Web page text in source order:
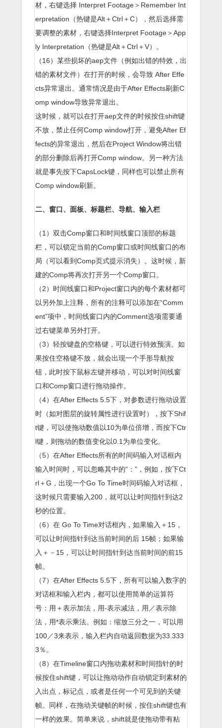
材，右键选择 Interpret Footage＞Remember Int
erpretation（热键是Alt＋Ctrl＋C），然后选择需
要调整的素材，右键选择Interpret Footage＞App
ly Interpretation（热键是Alt＋Ctrl＋V）。
（16）某些损坏的aep文件（例如出错的特效，出
错的素材文件）在打开的时候，会导致 After Effe
cts异常退出。通常情况是由于After Effects刷新C
omp window导致异常退出。
这时候，就可以在打开aep文件的时候按住shift键
不放，禁止任何Comp window打开，避免After Ef
fects的异常退出，然后在Project Window将出错
的部分删除后再打开Comp window。另一种方法
就是事先按下CapsLock键，同样也可以禁止所有
Comp window刷新。
二、窗口、面板、标题栏、导航、输入栏
（1）双击Comp窗口和时间线窗口顶部的标题
栏，可以锁定当前的Comp窗口或时间线窗口的布
局（可以看到Comp页式提示消失）。这时候，新
建的Comp将再次打开另一个Comp窗口。
（2）时间线窗口和Project窗口内的每个素材都可
以另外加上注释，所有的注释可以添加在“Comm
ent”项中，时间线窗口内的Comment选项需要通
过右键菜单另外打开。
（3）轻按键盘的空格键，可以进行特效预演。如
果按住空格键不放，就会出现一个手形导航按
钮，此时按下鼠标左键并移动，可以对时间线窗
口和Comp窗口进行拖动操作。
（4）在After Effects 5.5下，对参数进行拖动设置
时（如对图层的旋转属性进行设置时），按下Shif
t键，可以使拖动数值以10为单位倍增，而按下Ctr
l键，则拖动的数值变化以0.1为单位变化。
（5）在After Effects所有的时间码输入对话框内
输入时间时，可以忽略其中的“：”，例如，按下Ct
rl＋G，出现一个Go To Time时间码输入对话框，
这时候只需要输入200，就可以让时间指针到达2
秒的位置。
（6）在 Go To Time对话框内，如果输入＋15，
可以让时间指针到达当前时间的后 15帧；如果输
入＋－15，可以让时间指针到达当前时间的前15
帧。
（7）在After Effects 5.5下，所有可以输入数字的
对话框和输入栏内，都可以使用简单的运算符
号：用＋表示加法，用-表示减法，用／表示除
法，用*表示乘法。例如：缩放三分之一，可以用
100／3来表示，输入栏内自动返回数据为33.333
3％。
（8）在Timeline窗口内拖动素材和时间指针的时
候按住shift键，可以让拖动动作自动锁定到素材的
入出点，标记点，或者是任何一个可见到的关键
帧。同样，在拖动关键帧的时候，按住shift键也有
一样的效果。简单来说，shift就是使拖动带有粘